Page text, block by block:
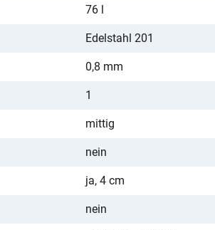
76 l
Edelstahl 201
0,8 mm
1
mittig
nein
ja, 4 cm
nein